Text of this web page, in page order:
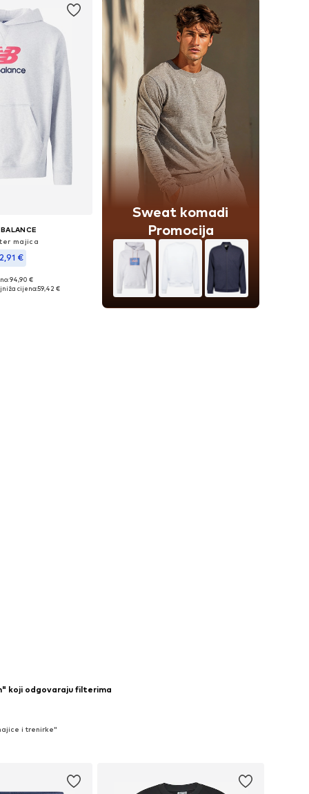
majica
€
M, L
94,90 €
cijena:59,42 €
Sweat komadi
Promocija
koji odgovaraju filterima
i trenirke"